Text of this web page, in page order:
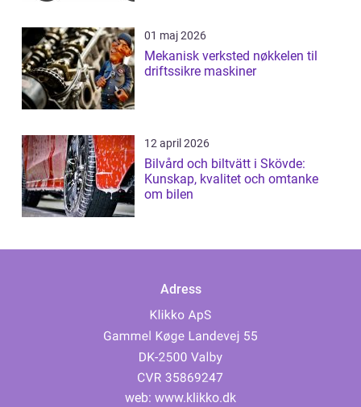
01 maj 2026
Mekanisk verksted nøkkelen til
driftssikre maskiner
12 april 2026
Bilvård och biltvätt i Skövde:
Kunskap, kvalitet och omtanke
om bilen
Adress
web: www.klikko.dk